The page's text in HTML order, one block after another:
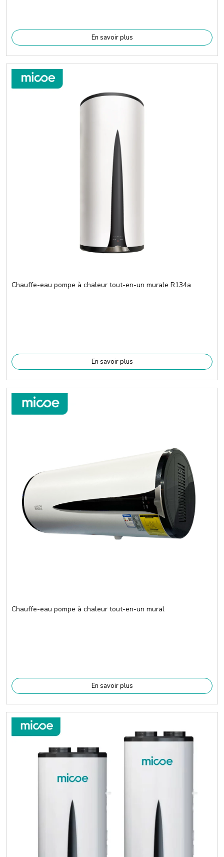
En savoir plus
Chauffe-eau pompe à chaleur tout-en-un murale R134a
En savoir plus
Chauffe-eau pompe à chaleur tout-en-un mural
En savoir plus